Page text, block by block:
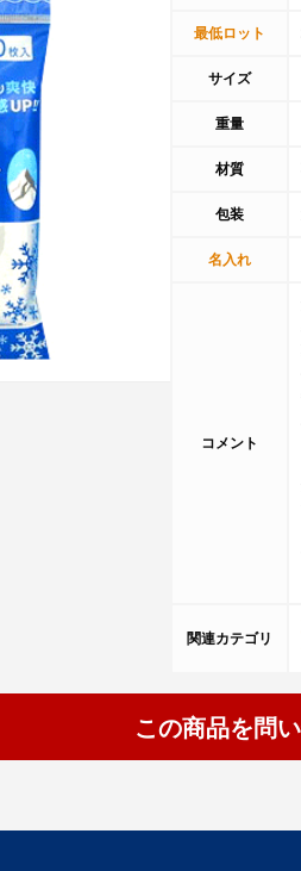
最低ロット
サイズ
重量
材質
包装
名入れ
コメント
関連カテゴリ
この商品を問